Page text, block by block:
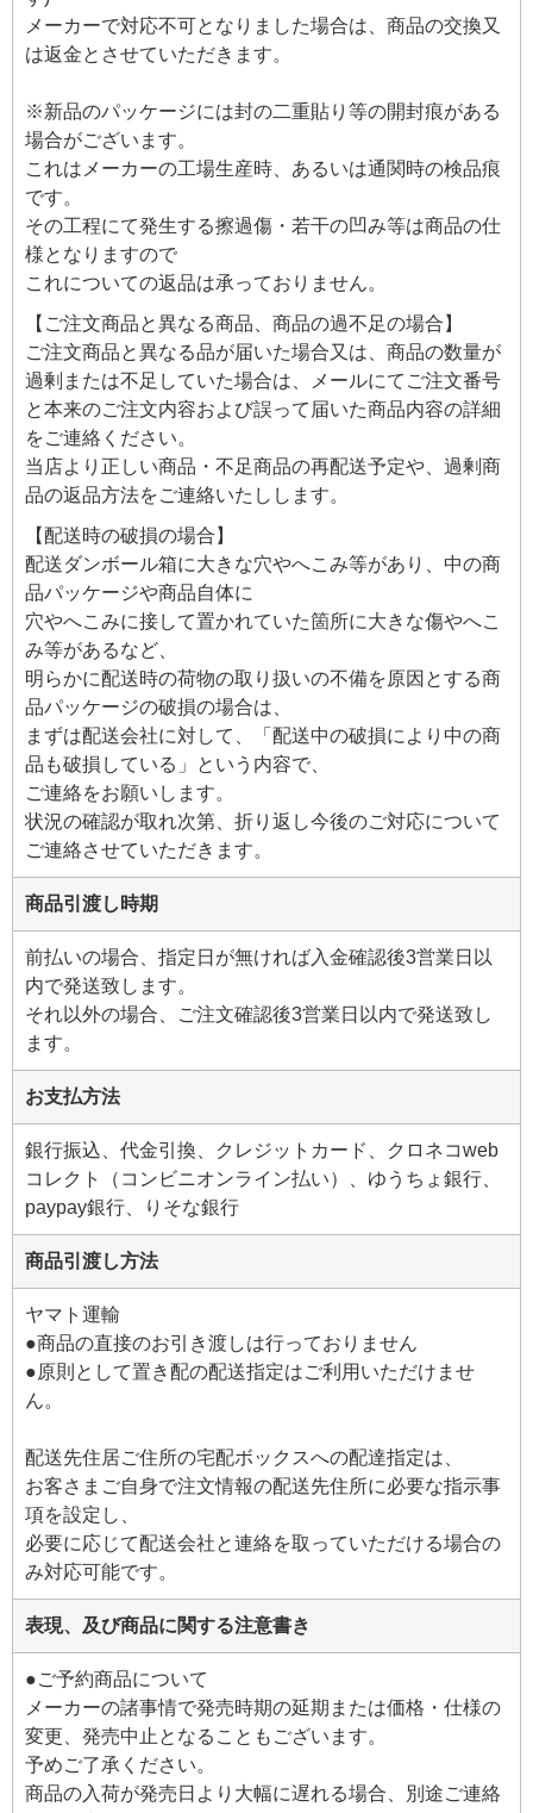
メーカーで対応不可となりました場合は、商品の交換又
は返金とさせていただきます。
※新品のパッケージには封の二重貼り等の開封痕がある
場合がございます。
これはメーカーの工場生産時、あるいは通関時の検品痕
です。
その工程にて発生する擦過傷・若干の凹み等は商品の仕
様となりますので
これについての返品は承っておりません。
【ご注文商品と異なる商品、商品の過不足の場合】
ご注文商品と異なる品が届いた場合又は、商品の数量が
過剰または不足していた場合は、メールにてご注文番号
と本来のご注文内容および誤って届いた商品内容の詳細
をご連絡ください。
当店より正しい商品・不足商品の再配送予定や、過剰商
品の返品方法をご連絡いたしします。
【配送時の破損の場合】
配送ダンボール箱に大きな穴やへこみ等があり、中の商
品パッケージや商品自体に
穴やへこみに接して置かれていた箇所に大きな傷やへこ
み等があるなど、
明らかに配送時の荷物の取り扱いの不備を原因とする商
品パッケージの破損の場合は、
まずは配送会社に対して、「配送中の破損により中の商
品も破損している」という内容で、
ご連絡をお願いします。
状況の確認が取れ次第、折り返し今後のご対応について
ご連絡させていただきます。
商品引渡し時期
前払いの場合、指定日が無ければ入金確認後3営業日以
内で発送致します。
それ以外の場合、ご注文確認後3営業日以内で発送致し
ます。
お支払方法
銀行振込、代金引換、クレジットカード、クロネコweb
コレクト（コンビニオンライン払い）、ゆうちょ銀行、
paypay銀行、りそな銀行
商品引渡し方法
ヤマト運輸
●商品の直接のお引き渡しは行っておりません
●原則として置き配の配送指定はご利用いただけませ
ん。
配送先住居ご住所の宅配ボックスへの配達指定は、
お客さまご自身で注文情報の配送先住所に必要な指示事
項を設定し、
必要に応じて配送会社と連絡を取っていただける場合の
み対応可能です。
表現、及び商品に関する注意書き
●ご予約商品について
メーカーの諸事情で発売時期の延期または価格・仕様の
変更、発売中止となることもございます。
予めご了承ください。
商品の入荷が発売日より大幅に遅れる場合、別途ご連絡